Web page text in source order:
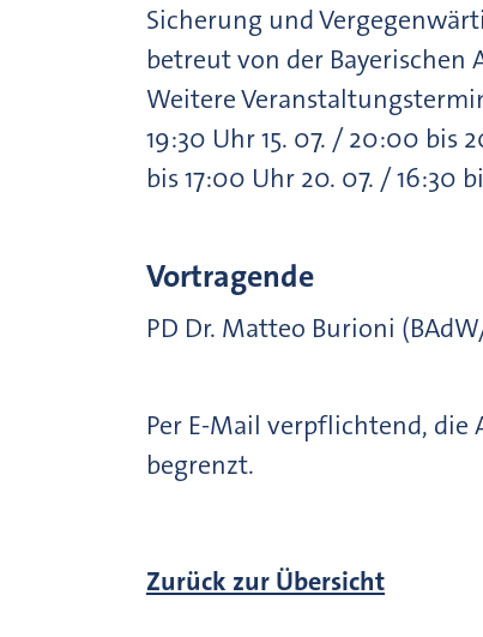
Sicherung und
betreut von der Bayerischen
Weitere
19:30 Uhr 15. 07. / 20:00 bis
bis 17:00 Uhr 20. 07. / 16:30
Vortragende
PD Dr. Matteo Burioni
Per E-Mail verpflichtend, die
begrenzt.
Zurück zur Übersicht